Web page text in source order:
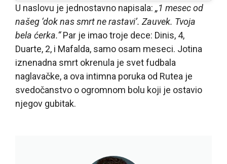
U naslovu je jednostavno napisala: „1 mesec od
našeg ‘dok nas smrt ne rastavi’. Zauvek. Tvoja
bela ćerka.“Par je imao troje dece: Dinis, 4,
Duarte, 2, i Mafalda, samo osam meseci. Jotina
iznenadna smrt okrenula je svet fudbala
naglavačke, a ova intimna poruka od Rutea je
svedočanstvo o ogromnom bolu koji je ostavio
njegov gubitak.